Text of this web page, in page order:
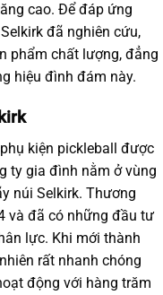
cao. Để đáp ứng
đã nghiên cứu,
phẩm chất lượng, đẳng
hiệu đình đám này.
phụ kiện pickleball được
ty gia đình nằm ở vùng
núi Selkirk. Thương
và đã có những đầu tư
lực. Khi mới thành
rất nhanh chóng
động với hàng trăm